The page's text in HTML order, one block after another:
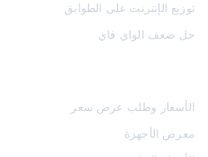
توزيع الإنترنت على الطوابق
حل ضعف الواي فاي
الأسعار وطلب عرض سعر
معرض الأجهزة